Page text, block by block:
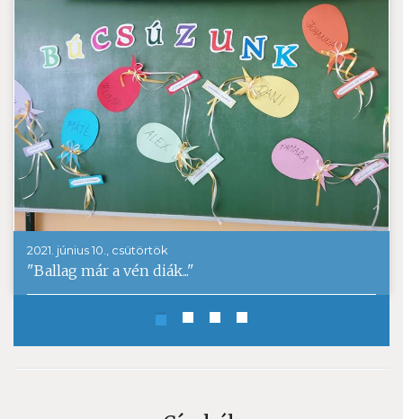
2021. június 10., csütörtök
"Ballag már a vén diák..."